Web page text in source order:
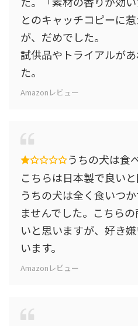
とのキャッチコピーに
が、だめでした。
試供品やトライアルが
た。
Amazonレビュー
うちの犬は食
こちらは日本製で良い
うちの犬は全く食いつ
ませんでした。こちら
いと思いますが、好き
います。
Amazonレビュー